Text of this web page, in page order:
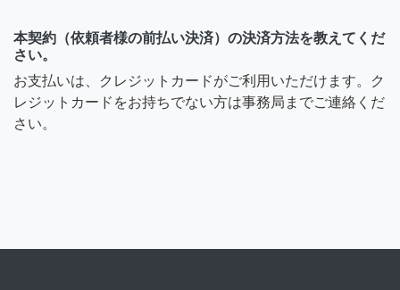
本契約（依頼者様の前払い決済）の決済方法を教えてくだ
さい。
お支払いは、クレジットカードがご利用いただけます。ク
レジットカードをお持ちでない方は事務局までご連絡くだ
さい。